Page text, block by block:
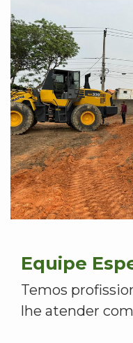
Equipe
Temos
lhe atender